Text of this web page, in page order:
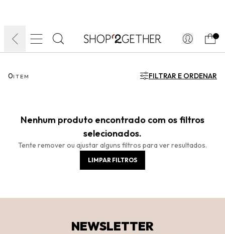
0ITEM FILTRAR E ORDENAR
Nenhum produto encontrado com os filtros
selecionados.
Tente remover ou ajustar alguns filtros para ver resultados.
LIMPAR FILTROS
NEWSLETTER